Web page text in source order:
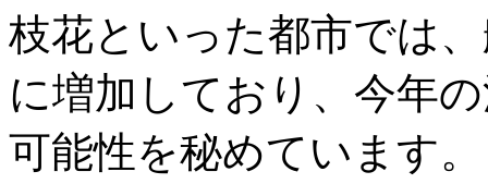
枝花といった都市では
に増加しており、今年
可能性を秘めています。